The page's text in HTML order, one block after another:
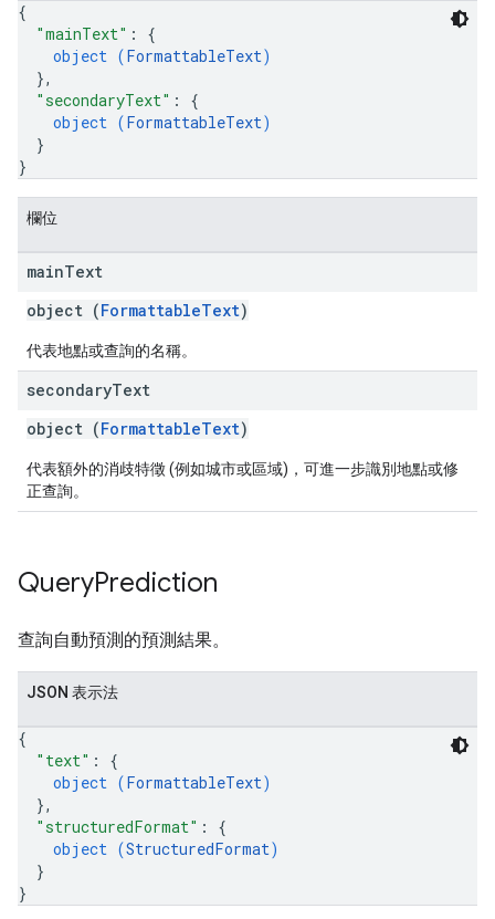
{
"mainText" : {
object (FormattableText)
},
"secondaryText" : {
object (FormattableText)
}
}
欄位
mainText
object (FormattableText)
代表地點或查詢的名稱。
secondaryText
object (FormattableText)
代表額外的消歧特徵 (例如城市或區域)，可進一步識別地點或修
正查詢。
QueryPrediction
查詢自動預測的預測結果。
JSON 表示法
{
"text" : {
object (FormattableText)
},
"structuredFormat" : {
object (StructuredFormat)
}
}